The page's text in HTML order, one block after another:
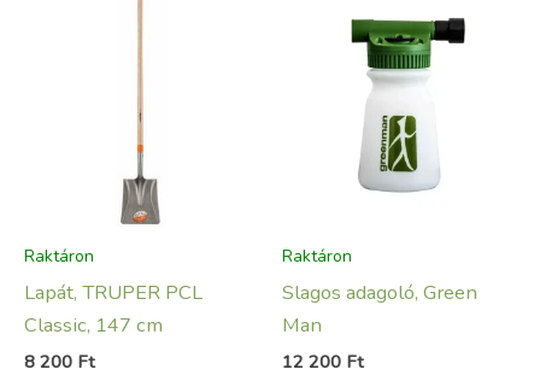
Raktáron
Lapát, TRUPER PCL
Classic, 147 cm
8 200 Ft
Raktáron
Slagos adagoló, Green
Man
12 200 Ft